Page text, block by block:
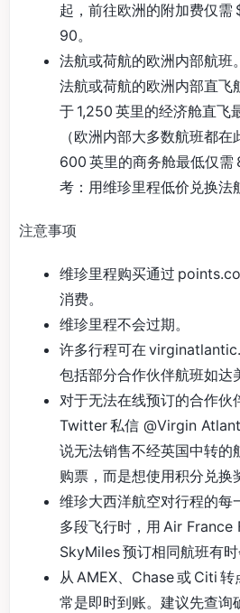
起，前往欧洲的附加费仅
90。
法航或荷航的欧洲内部航班
法航或荷航的欧洲内部直飞
于 1,250 英里的经济舱直飞
（欧洲内部大多数航班都
600 英里的商务舱最低仅需
考：用维珍里程低价兑换法
注意事项
维珍里程购买通过
消费。
维珍里程不会过期。
许多行程可在
包括部分合作伙伴航班如达
对于无法在线预订的合作伙
Twitter 私信 @Virgin
说无法销售不经英国中转的
购票，而是想使用积分兑换
维珍大西洋航空对行程的每
多段飞行时，用 Air France
SkyMiles 预订相同航班有时
从 AMEX、Chase 或 Citi
常是即时到账。建议先查询